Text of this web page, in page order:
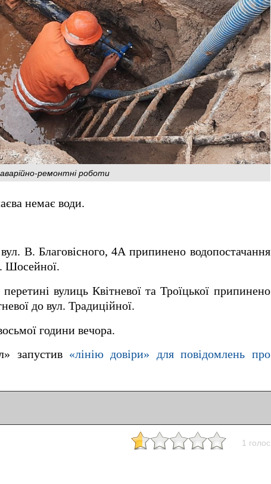
ремонтні роботи
немає води.
В. Благовісного, 4А припинено водопостачання
Шосейної.
вулиць Квітневої та Троїцької припинено
до вул. Традиційної.
години вечора.
запустив «лінію довіри» для повідомлень про
1 голос